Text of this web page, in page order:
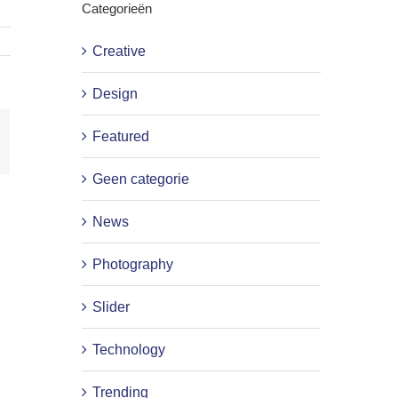
Categorieën
Creative
Design
Featured
Geen categorie
News
Photography
Slider
Technology
Trending